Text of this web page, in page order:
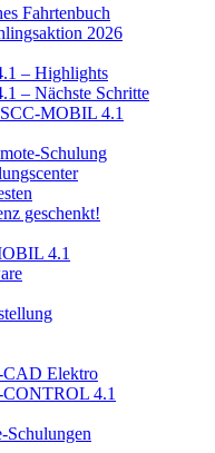
Fahrtenbuch
2026
– Highlights
– Nächste Schritte
MOBIL 4.1
Schulung
geschenkt!
4.1
CAD Elektro
CONTROL 4.1
Schulungen